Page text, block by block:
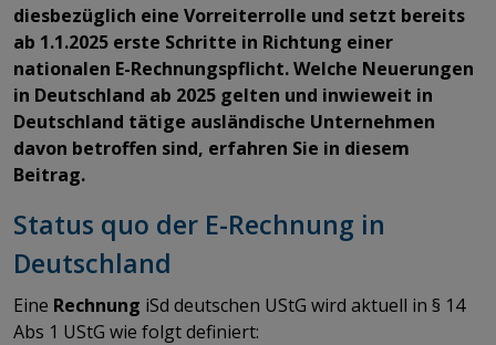
diesbezüglich eine Vorreiterrolle und setzt bereits
ab 1.1.2025 erste Schritte in Richtung einer
nationalen E-Rechnungspflicht. Welche Neuerungen
in Deutschland ab 2025 gelten und inwieweit in
Deutschland tätige ausländische Unternehmen
davon betroffen sind, erfahren Sie in diesem
Beitrag.
Status quo der E-Rechnung in
Deutschland
Eine Rechnung iSd deutschen UStG wird aktuell in § 14
Abs 1 UStG wie folgt definiert: